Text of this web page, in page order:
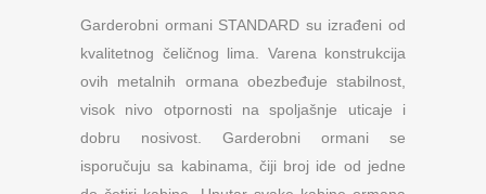
Garderobni ormani STANDARD su izrađeni od
kvalitetnog čeličnog lima. Varena konstrukcija
ovih metalnih ormana obezbeđuje stabilnost,
visok nivo otpornosti na spoljašnje uticaje i
dobru nosivost. Garderobni ormani se
isporučuju sa kabinama, čiji broj ide od jedne